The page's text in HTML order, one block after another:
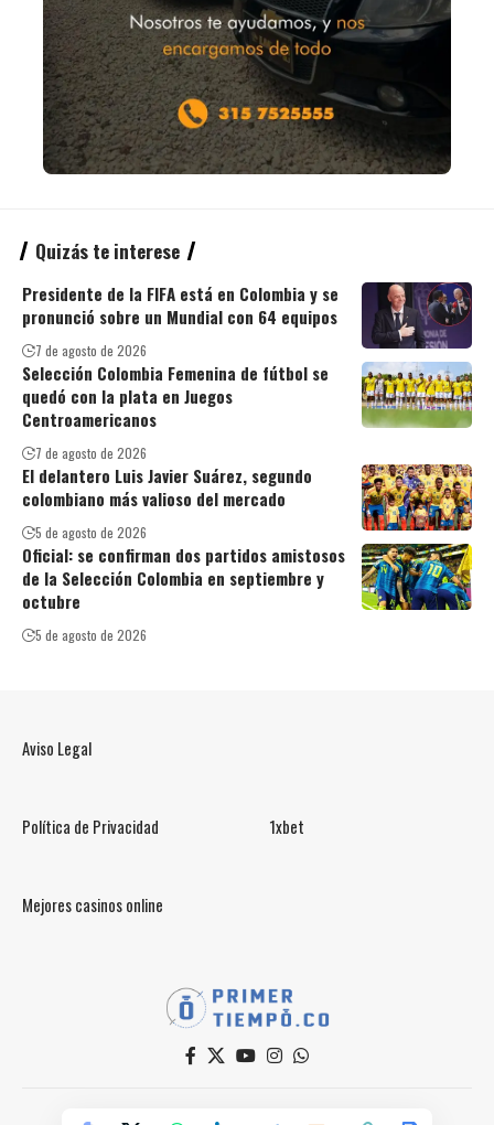
Quizás te interese
Presidente de la FIFA está en Colombia y se
pronunció sobre un Mundial con 64 equipos
7 de agosto de 2026
Selección Colombia Femenina de fútbol se
quedó con la plata en Juegos
Centroamericanos
7 de agosto de 2026
El delantero Luis Javier Suárez, segundo
colombiano más valioso del mercado
5 de agosto de 2026
Oficial: se confirman dos partidos amistosos
de la Selección Colombia en septiembre y
octubre
5 de agosto de 2026
Aviso Legal
Política de Privacidad 1xbet
Mejores casinos online